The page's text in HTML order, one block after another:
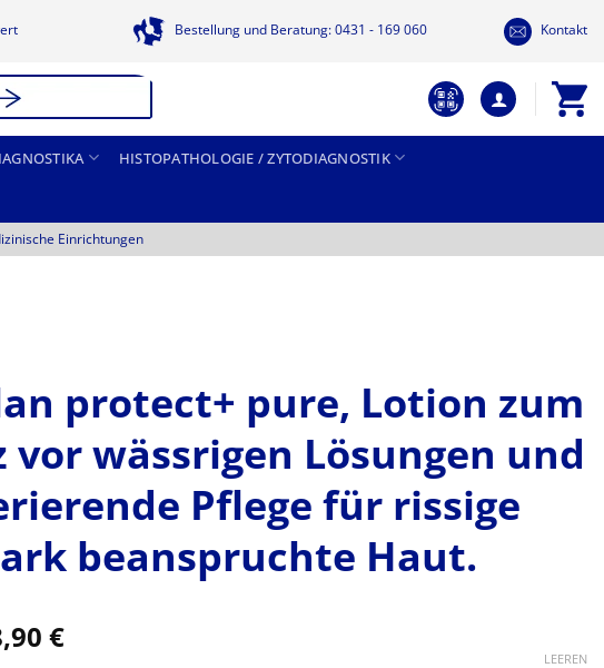
Bestellung und Beratung: 0431 - 169 060 Kontakt
HISTOPATHOLOGIE / ZYTODIAGNOSTIK
Einrichtungen
protect+ pure, Lotion zum
vor wässrigen Lösungen und
Pflege für rissige
beanspruchte Haut.
€Preisspanne:
LEEREN